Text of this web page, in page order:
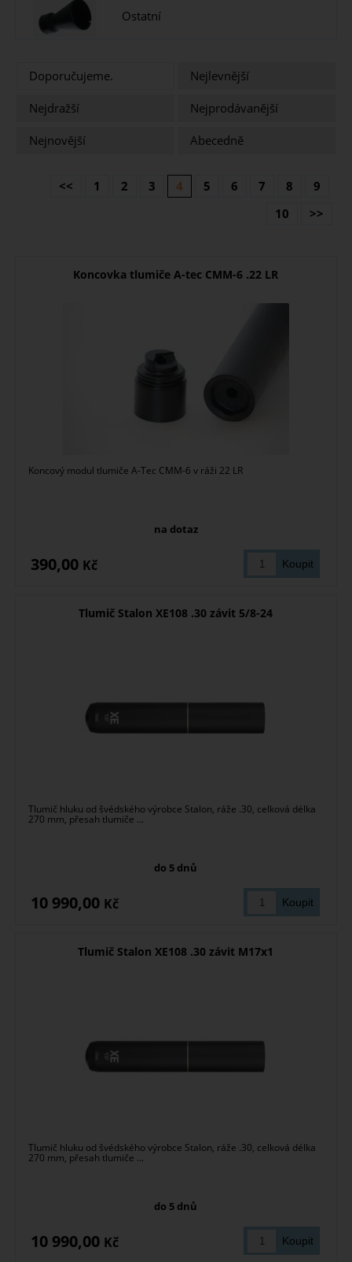
Ostatní
Doporučujeme.
Nejlevnější
Nejdražší
Nejprodávanější
Nejnovější
Abecedně
<< 1 2 3 4 5 6 7 8
9
10
>>
Koncovka tlumiče A-tec CMM-6 .22 LR
Koncový modul tlumiče A-Tec CMM-6 v ráži 22 LR
na dotaz
390,00 Kč
Tlumič Stalon XE108 .30 závit 5/8-24
Tlumič hluku od švédského výrobce Stalon, ráže .30, celková délka
270 mm, přesah tlumiče ...
do 5 dnů
10 990,00 Kč
Tlumič Stalon XE108 .30 závit M17x1
Tlumič hluku od švédského výrobce Stalon, ráže .30, celková délka
270 mm, přesah tlumiče ...
do 5 dnů
10 990,00 Kč